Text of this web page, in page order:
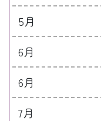
5月
6月
6月
7月